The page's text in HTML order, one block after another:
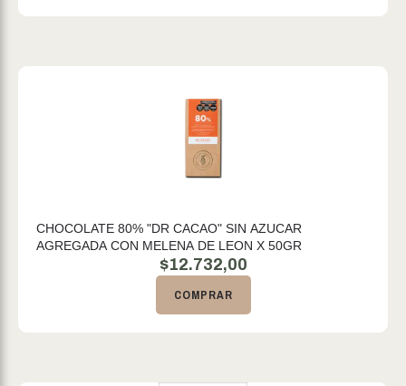
CHOCOLATE 80% "DR CACAO" SIN AZUCAR
AGREGADA CON MELENA DE LEON X 50GR
$12.732,00
COMPRAR